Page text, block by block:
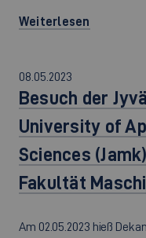
Weiterlesen
08.05.2023
Besuch der
University of
Sciences
Fakultät
Am 02.05.2023 hieß